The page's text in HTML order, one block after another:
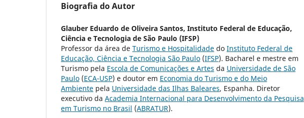
Biografia do Autor
Glauber Eduardo de Oliveira Santos, Instituto Federal de Educação,
Ciência e Tecnologia de São Paulo (IFSP)
Professor da área de Turismo e Hospitalidade do Instituto Federal de
Educação, Ciência e Tecnologia São Paulo (IFSP). Bacharel e mestre em
Turismo pela Escola de Comunicações e Artes da Universidade de São
Paulo (ECA-USP) e doutor em Economia do Turismo e do Meio
Ambiente pela Universidade das Ilhas Baleares, Espanha. Diretor
executivo da Academia Internacional para Desenvolvimento da Pesquisa
em Turismo no Brasil (ABRATUR).